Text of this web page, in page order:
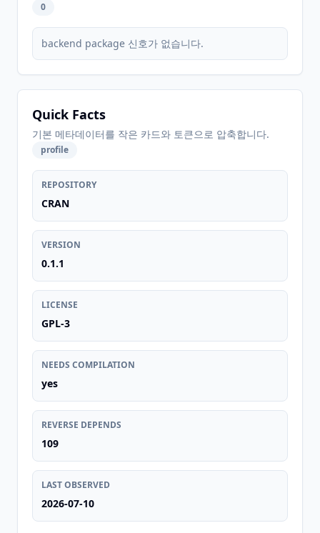
0
backend package 신호가 없습니다.
Quick Facts
기본 메타데이터를 작은 카드와 토큰으로 압축합니다.
profile
REPOSITORY
CRAN
VERSION
0.1.1
LICENSE
GPL-3
NEEDS COMPILATION
yes
REVERSE DEPENDS
109
LAST OBSERVED
2026-07-10